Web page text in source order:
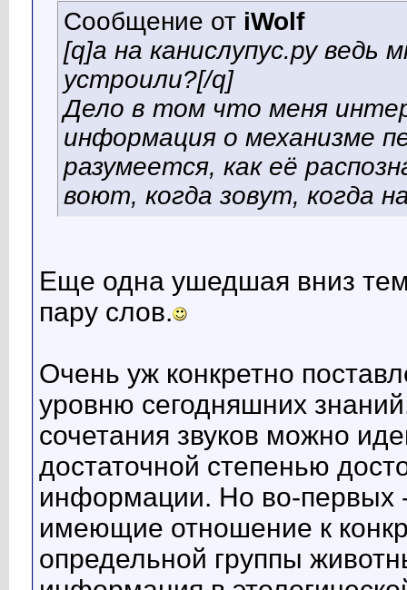
Сообщение от iWolf
[q]а на канислупус.ру ведь
устроили?[/q]
Дело в том что меня
информация о механизме
разумеется, как её
воют, когда зовут, когда
Еще одна ушедшая вниз
пару слов.
Очень уж конкретно
уровню сегодняшних
сочетания звуков можно
достаточной степенью
информации. Но во-первых
имеющие отношение к
определьной группы